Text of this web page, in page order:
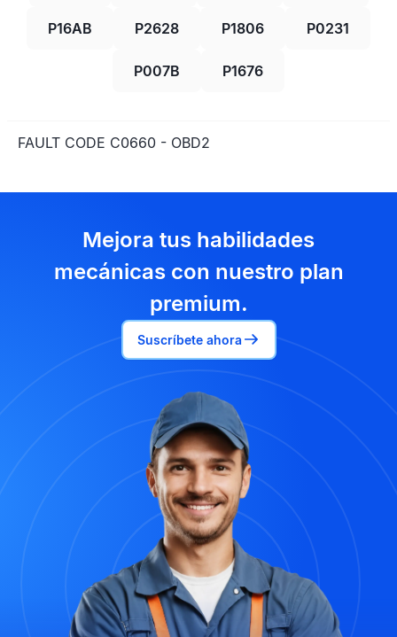
P16AB P2628 P1806 P0231
P007B P1676
FAULT CODE C0660 - OBD2
Mejora tus habilidades
mecánicas con nuestro plan
premium.
Suscríbete ahora